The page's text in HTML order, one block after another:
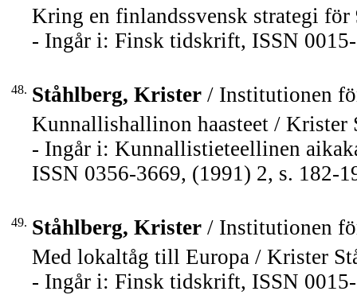
Kring en finlandssvensk strategi
- Ingår i: Finsk tidskrift, ISSN
48. Ståhlberg, Krister / Institutionen
Kunnallishallinon haasteet / Krister
- Ingår i: Kunnallistieteellinen
ISSN 0356-3669, (1991) 2, s. 182-
49. Ståhlberg, Krister / Institutionen
Med lokaltåg till Europa / Krister
- Ingår i: Finsk tidskrift, ISSN